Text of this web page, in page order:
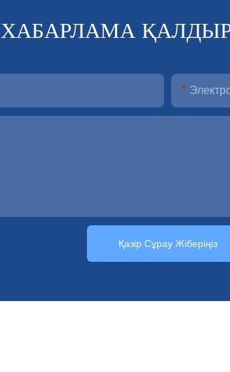
ХАБАРЛАМА
Қазір Сұрау Жіберіңіз